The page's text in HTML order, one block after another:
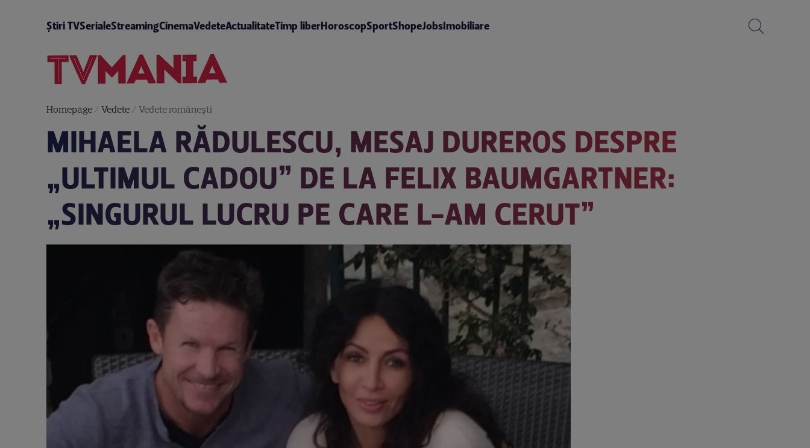
Știri TVSerialeStreamingCinemaVedeteActualitateTimp liberHoroscopSportShopeJobsImobiliare
Homepage/ Vedete/ Vedete româneşti
MIHAELA RĂDULESCU, MESAJ DUREROS DESPRE
„ULTIMUL CADOU” DE LA FELIX BAUMGARTNER:
„SINGURUL LUCRU PE CARE L-AM CERUT”